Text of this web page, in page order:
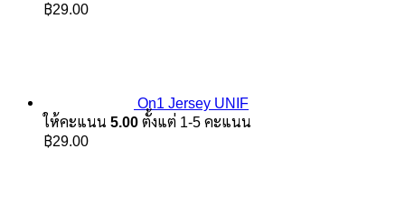
฿29.00
On1 Jersey UNIF
ให้คะแนน 5.00 ตั้งแต่ 1-5 คะแนน
฿29.00